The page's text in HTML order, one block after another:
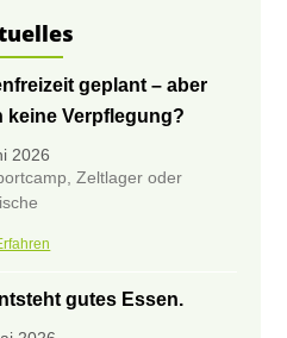
geplant – aber
keine Verpflegung?
2026
Zeltlager oder
gutes Essen.